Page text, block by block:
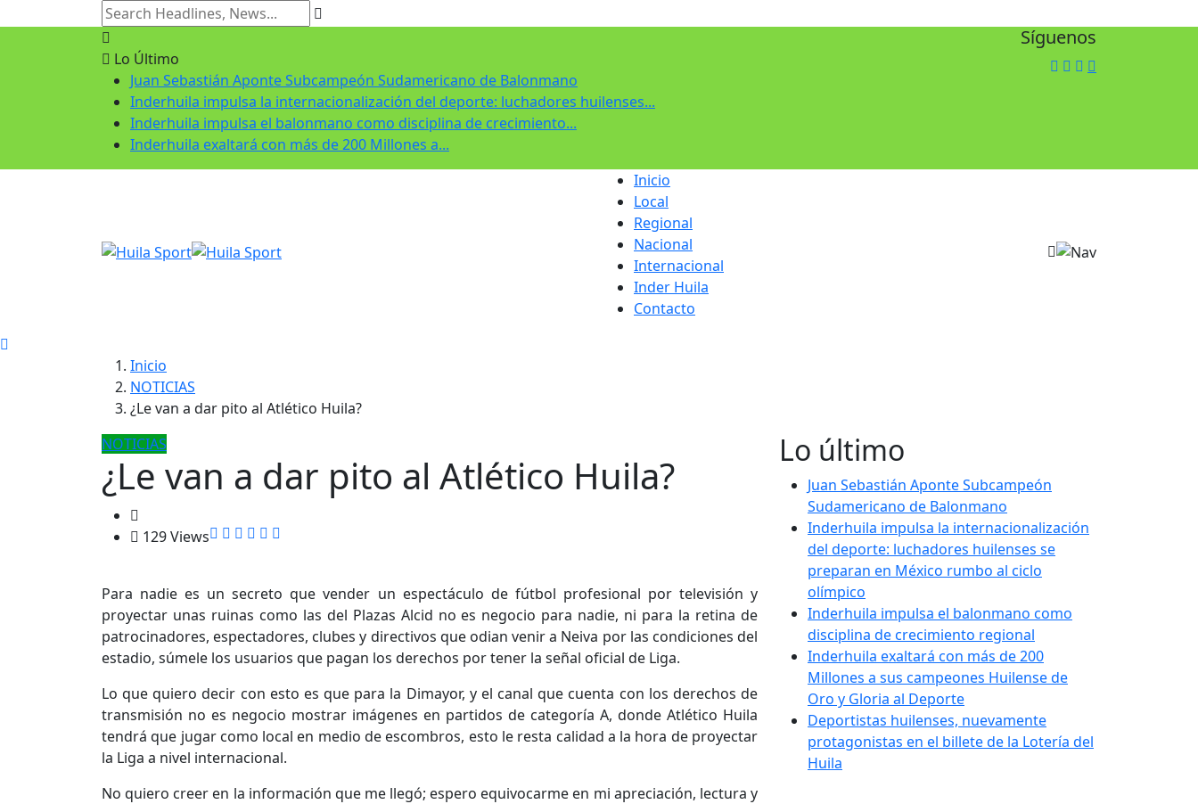
Lo Último
Juan Sebastián Aponte Subcampeón Sudamericano de Balonmano
Inderhuila impulsa la internacionalización del deporte: luchadores huilenses...
Inderhuila impulsa el balonmano como disciplina de crecimiento...
Inderhuila exaltará con más de 200 Millones a...
Síguenos
Inicio
Local
Regional
Nacional
Internacional
Inder Huila
Contacto
Inicio
NOTICIAS
¿Le van a dar pito al Atlético Huila?
NOTICIAS
¿Le van a dar pito al Atlético Huila?
129 Views
Para nadie es un secreto que vender un espectáculo de fútbol profesional por televisión y
proyectar unas ruinas como las del Plazas Alcid no es negocio para nadie, ni para la retina de
patrocinadores, espectadores, clubes y directivos que odian venir a Neiva por las condiciones del
estadio, súmele los usuarios que pagan los derechos por tener la señal oficial de Liga.
Lo que quiero decir con esto es que para la Dimayor, y el canal que cuenta con los derechos de
transmisión no es negocio mostrar imágenes en partidos de categoría A, donde Atlético Huila
tendrá que jugar como local en medio de escombros, esto le resta calidad a la hora de proyectar
la Liga a nivel internacional.
No quiero creer en la información que me llegó; espero equivocarme en mi apreciación, lectura y
Lo último
Juan Sebastián Aponte Subcampeón
Sudamericano de Balonmano
Inderhuila impulsa la internacionalización
del deporte: luchadores huilenses se
preparan en México rumbo al ciclo
olímpico
Inderhuila impulsa el balonmano como
disciplina de crecimiento regional
Inderhuila exaltará con más de 200
Millones a sus campeones Huilense de
Oro y Gloria al Deporte
Deportistas huilenses, nuevamente
protagonistas en el billete de la Lotería del
Huila